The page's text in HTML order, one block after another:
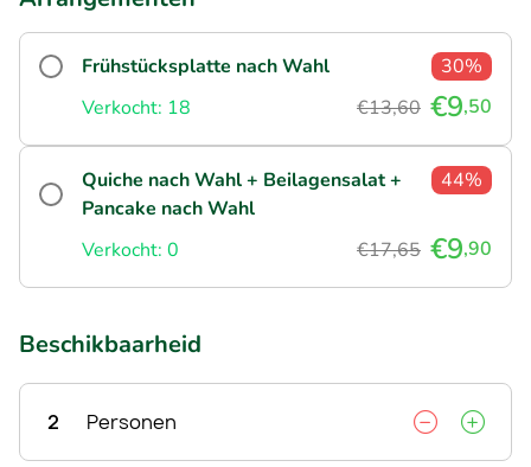
Frühstücksplatte nach Wahl
30%
Verkocht: 18
€13,60 €9,50
Quiche nach Wahl + Beilagensalat +
Pancake nach Wahl
44%
Verkocht: 0 €17,65 €9,90
Beschikbaarheid
2 Personen